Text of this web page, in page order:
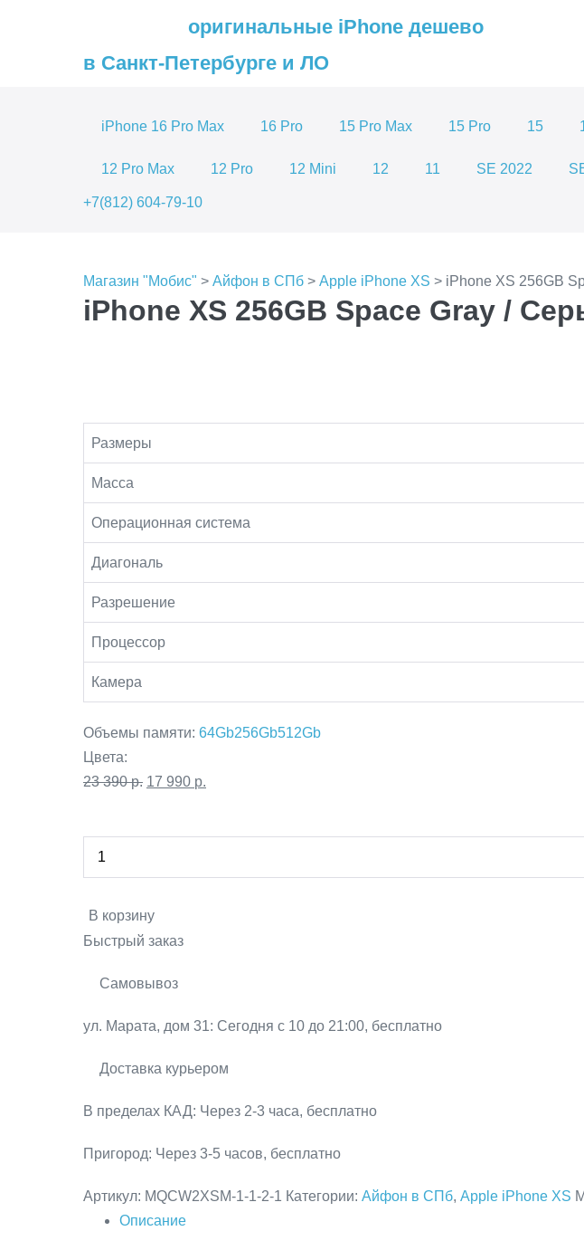
оригинальные iPhone дешево
в Санкт-Петербурге и ЛО
iPhone 16 Pro Max 16 Pro 15 Pro Max 15 Pro 15
12 Pro Max 12 Pro 12 Mini 12 11 SE 2022
+7(812) 604-79-10
Магазин "Мобис" > Айфон в СПб > Apple iPhone XS > iPhone XS 256GB
iPhone XS 256GB Space Gray /
Размеры
Масса
Операционная система
Диагональ
Разрешение
Процессор
Камера
Объемы памяти: 64Gb256Gb512Gb
Цвета:
23 390р. Первоначальная
390 р..
17 990 р.
Decrease
quantity
товара
256GB
Space
Серый
Increase
quantity
В корзину
Быстрый заказ
Самовывоз
ул. Марата, дом 31: Сегодня с 10 до 21:00, бесплатно
Доставка курьером
В пределах КАД: Через 2-3 часа, бесплатно
Пригород: Через 3-5 часов, бесплатно
Артикул: MQCW2XSM-1-1-2-1 Категории: Айфон в СПб, Apple iPhone XS
Описание